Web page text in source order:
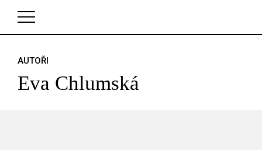
AUTOŘI
Eva Chlumská